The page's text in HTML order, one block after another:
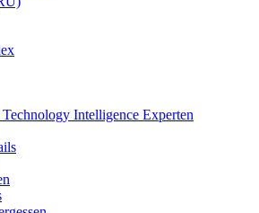
Intelligence Experten